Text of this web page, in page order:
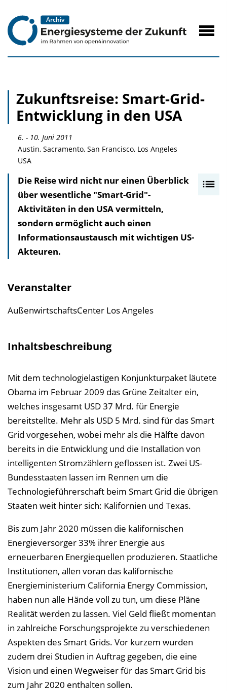
Inhalt
Zukunftsreise: Smart-Grid-
Entwicklung in den USA
6. - 10. Juni 2011
Austin, Sacramento, San Francisco, Los Angeles
USA
h
n
s
e
i
n
l
n
Die Reise wird nicht nur einen Überblick
über wesentliche "Smart-Grid"-
Aktivitäten in den USA vermitteln,
sondern ermöglicht auch einen
Informationsaustausch mit wichtigen US-
Akteuren.
Veranstalter
AußenwirtschaftsCenter Los Angeles
Inhaltsbeschreibung
Mit dem technologielastigen Konjunkturpaket läutete
Obama im Februar 2009 das Grüne Zeitalter ein,
welches insgesamt USD 37 Mrd. für Energie
bereitstellte. Mehr als USD 5 Mrd. sind für das Smart
Grid vorgesehen, wobei mehr als die Hälfte davon
bereits in die Entwicklung und die Installation von
intelligenten Stromzählern geflossen ist. Zwei US-
Bundesstaaten lassen im Rennen um die
Technologieführerschaft beim Smart Grid die übrigen
Staaten weit hinter sich: Kalifornien und Texas.
Bis zum Jahr 2020 müssen die kalifornischen
Energieversorger 33% ihrer Energie aus
erneuerbaren Energiequellen produzieren. Staatliche
Institutionen, allen voran das kalifornische
Energieministerium California Energy Commission,
haben nun alle Hände voll zu tun, um diese Pläne
Realität werden zu lassen. Viel Geld fließt momentan
in zahlreiche Forschungsprojekte zu verschiedenen
Aspekten des Smart Grids. Vor kurzem wurden
zudem drei Studien in Auftrag gegeben, die eine
Vision und einen Wegweiser für das Smart Grid bis
zum Jahr 2020 enthalten sollen.